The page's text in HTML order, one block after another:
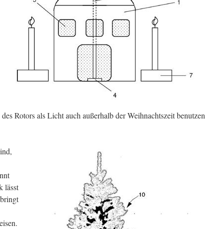
Rotors als Licht auch außerhalb der Weihnachtszeit benutzen
lässt